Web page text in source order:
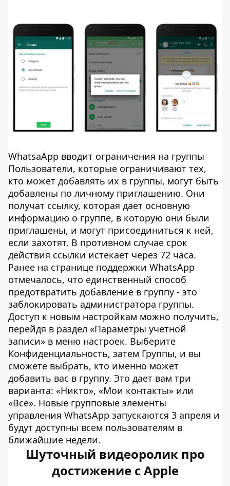
WhatsaApp вводит ограничения на группы
Пользователи, которые ограничивают тех,
кто может добавлять их в группы, могут быть
добавлены по личному приглашению. Они
получат ссылку, которая дает основную
информацию о группе, в которую они были
приглашены, и могут присоединиться к ней,
если захотят. В противном случае срок
действия ссылки истекает через 72 часа.
Ранее на странице поддержки WhatsApp
отмечалось, что единственный способ
предотвратить добавление в группу - это
заблокировать администратора группы.
Доступ к новым настройкам можно получить,
перейдя в раздел «Параметры учетной
записи» в меню настроек. Выберите
Конфиденциальность, затем Группы, и вы
сможете выбрать, кто именно может
добавить вас в группу. Это дает вам три
варианта: «Никто», «Мои контакты» или
«Все». Новые групповые элементы
управления WhatsApp запускаются 3 апреля и
будут доступны всем пользователям в
ближайшие недели.
Шуточный видеоролик про
достижение с Apple